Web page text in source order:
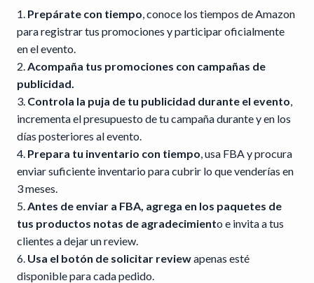
Prepárate con tiempo , conoce los tiempos de Amazon
para registrar tus promociones y participar oficialmente
en el evento.
Acompaña tus promociones con campañas de
publicidad.
Controla la puja de tu publicidad durante el evento
incrementa el presupuesto de tu campaña durante y en los
días posteriores al evento.
Prepara tu inventario con tiempo , usa FBA y procura
enviar suficiente inventario para cubrir lo que venderías en
3 meses.
Antes de enviar a FBA, agrega en los paquetes de
tus productos notas de agradecimiento e invita a tus
clientes a dejar un review.
Usa el botón de solicitar reviewapenas esté
disponible para cada pedido.